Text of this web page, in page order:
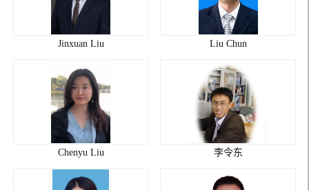
Jinxuan Liu Liu Chun
Chenyu Liu 李令东